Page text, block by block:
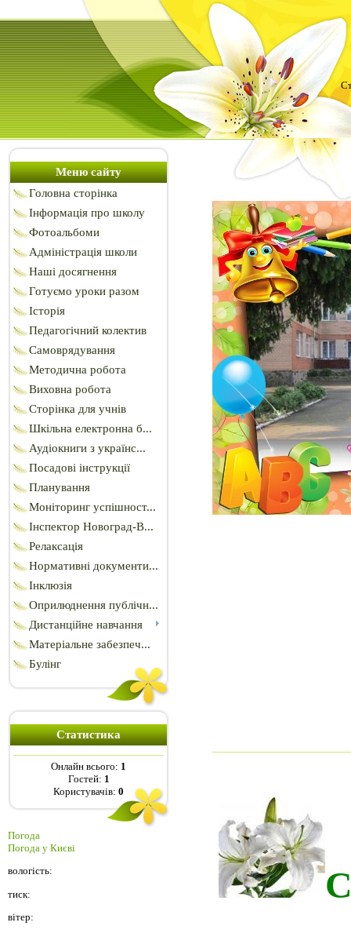
Меню сайту
Головна сторінка
Інформація про школу
Фотоальбоми
Адміністрація школи
Наші досягнення
Готуємо уроки разом
Історія
Педагогічний колектив
Самоврядування
Методична робота
Виховна робота
Сторінка для учнів
Шкільна електронна б...
Аудіокниги з українс...
Посадові інструкції
Планування
Моніторинг успішност...
Інспектор Новоград-В...
Релаксація
Нормативні документи...
Інклюзія
Оприлюднення публічн...
Дистанційне навчання
Матеріальне забезпеч...
Булінг
Статистика
Онлайн всього: 1
Гостей: 1
Користувачів: 0
Погода
Погода у Києві
вологість:
тиск:
вітер: